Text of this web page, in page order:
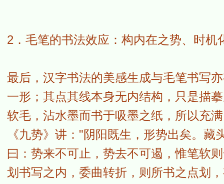
2．毛笔的书法效应：构内在之势、时机
最后，汉字书法的美感生成与毛笔书写
一形；其点其线本身无内结构，只是描
软毛，沾水墨而书于吸墨之纸，所以充
《九势》讲："阴阳既生，形势出矣。
曰：势来不可止，势去不可遏，惟笔软
划书写之内，委曲转折，则所书之点划